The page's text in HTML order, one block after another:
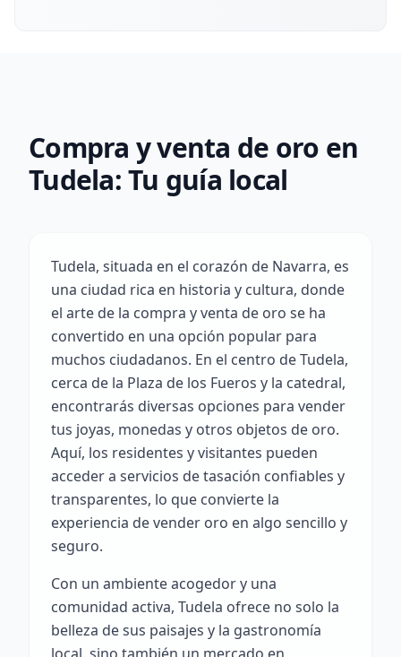
Compra y venta de oro en
Tudela: Tu guía local
Tudela, situada en el corazón de Navarra, es
una ciudad rica en historia y cultura, donde
el arte de la compra y venta de oro se ha
convertido en una opción popular para
muchos ciudadanos. En el centro de Tudela,
cerca de la Plaza de los Fueros y la catedral,
encontrarás diversas opciones para vender
tus joyas, monedas y otros objetos de oro.
Aquí, los residentes y visitantes pueden
acceder a servicios de tasación confiables y
transparentes, lo que convierte la
experiencia de vender oro en algo sencillo y
seguro.
Con un ambiente acogedor y una
comunidad activa, Tudela ofrece no solo la
belleza de sus paisajes y la gastronomía